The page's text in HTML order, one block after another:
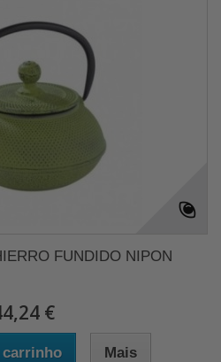
FUNDIDO NIPON
€
Mais